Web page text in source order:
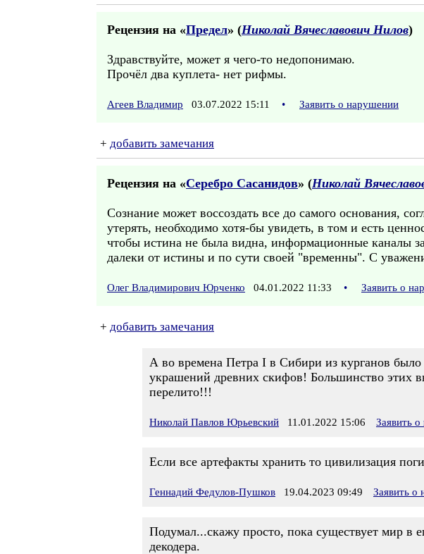
Рецензия на «Предел» (Николай Вячеславович Нилов)
Здравствуйте, может я чего-то недопонимаю.
Прочёл два куплета- нет рифмы.
Агеев Владимир 03.07.2022 15:11 • Заявить о нарушении
+ добавить замечания
Рецензия на «Серебро Сасанидов» (Николай
Сознание может воссоздать все до самого основания,
утерять, необходимо хотя-бы увидеть, в том и есть
чтобы истина не была видна, информационные каналы
далеки от истины и по сути своей "временны". С
Олег Владимирович Юрченко 04.01.2022 11:33 • Заявить о
+ добавить замечания
А во времена Петра I в Сибири из курганов
украшений древних скифов! Большинство этих
перелито!!!
Николай Павлов Юрьевский 11.01.2022 15:06 Заявить
Если все артефакты хранить то цивилизация
Геннадий Федулов-Пушков 19.04.2023 09:49 Заявить о
Подумал...скажу просто, пока существует мир в
декодера.